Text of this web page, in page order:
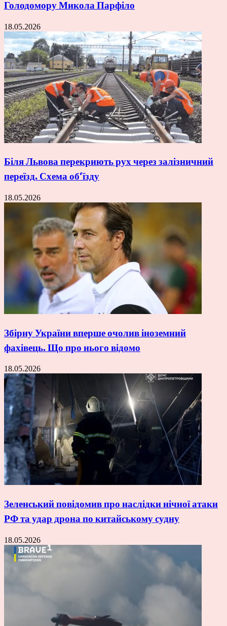
Голодомору Микола Парфіло
18.05.2026
Біля Львова перекриють рух через залізничний
переїзд. Схема об’їзду
18.05.2026
Збірну України вперше очолив іноземний
фахівець. Що про нього відомо
18.05.2026
Зеленський повідомив про наслідки нічної атаки
РФ та удар дрона по китайському судну
18.05.2026